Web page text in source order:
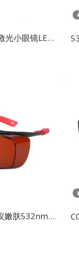
光小眼镜LED
嫩肤532nm